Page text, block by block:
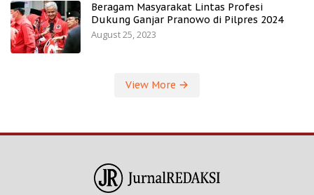
Beragam Masyarakat Lintas Profesi
Dukung Ganjar Pranowo di Pilpres 2024
August 25, 2023
View More